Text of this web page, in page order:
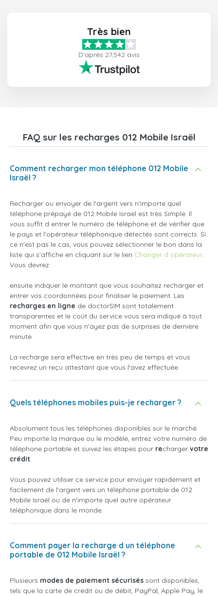
Très bien
D'après 27,542 avis
FAQ sur les recharges 012 Mobile Israël
Comment recharger mon téléphone 012 Mobile
Israël ?
Recharger ou envoyer de l'argent vers n'importe quel
téléphone prépayé de 012 Mobile Israël est très Simple. Il
vous suffit d entrer le numéro de téléphone et de vérifier que
le pays et l'opérateur téléphonique détectés sont corrects. Si
ce n'est pas le cas, vous pouvez sélectionner le bon dans la
liste qui s'affiche en cliquant sur le lien Changer d opérateur.
Vous devrez
ensuite indiquer le montant que vous souhaitez recharger et
entrer vos coordonnées pour finaliser le paiement. Les
recharges en ligne de doctorSIM sont totalement
transparentes et le coût du service vous sera indiqué à tout
moment afin que vous n'ayez pas de surprises de dernière
minute.
La recharge sera effective en très peu de temps et vous
recevrez un reçu attestant que vous l'avez effectuée.
Quels téléphones mobiles puis-je recharger ?
Absolument tous les téléphones disponibles sur le marché.
Peu importe la marque ou le modèle, entrez votre numéro de
téléphone portable et suivez les étapes pour recharger votre
crédit.
Vous pouvez utiliser ce service pour envoyer rapidement et
facilement de l'argent vers un téléphone portable de 012
Mobile Israël ou de n'importe quel autre opérateur
téléphonique dans le monde.
Comment payer la recharge d un téléphone
portable de 012 Mobile Israël ?
Plusieurs modes de paiement sécurisés sont disponibles,
tels que la carte de crédit ou de débit, PayPal, Apple Pay, le